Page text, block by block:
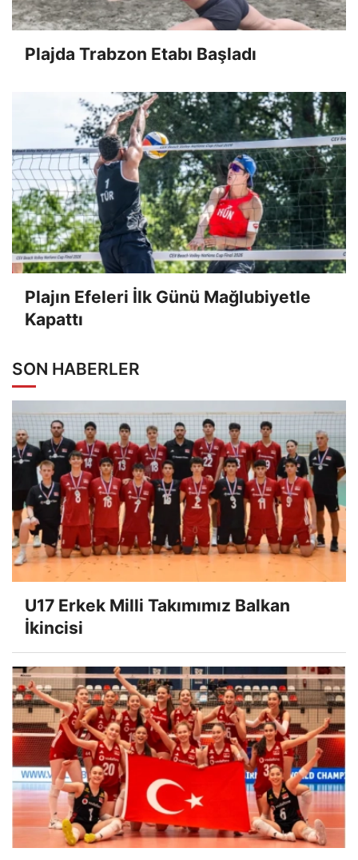
Plajda Trabzon Etabı Başladı
Plajın Efeleri İlk Günü Mağlubiyetle
Kapattı
SON HABERLER
U17 Erkek Milli Takımımız Balkan
İkincisi